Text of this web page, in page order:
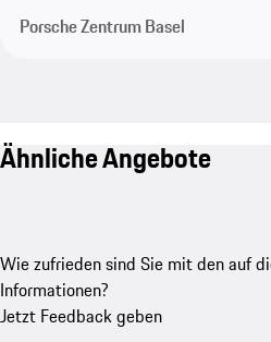
Porsche Zentrum Basel
Ähnliche Angebote
Wie zufrieden sind Sie mit den auf
Informationen?
Jetzt Feedback geben